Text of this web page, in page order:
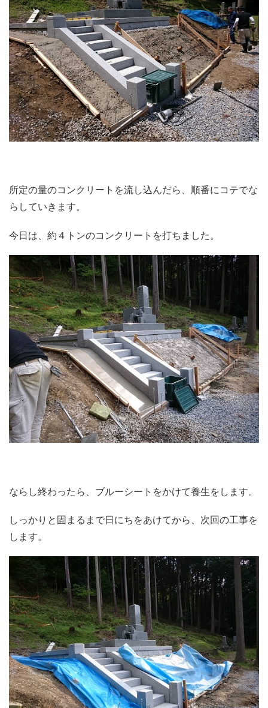
所定の量のコンクリートを流し込んだら、順番にコテでな
らしていきます。
今日は、約４トンのコンクリートを打ちました。
ならし終わったら、ブルーシートをかけて養生をします。
しっかりと固まるまで日にちをあけてから、次回の工事を
します。